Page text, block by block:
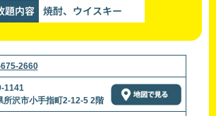
題内容 焼酎、ウイスキー
2660
1141
所沢市小手指町2-12-5 2階